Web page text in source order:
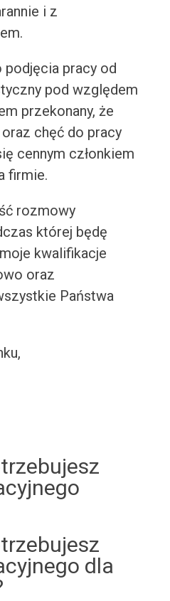
i z
pracy od
pod względem
przekonany, że
chęć do pracy
cennym członkiem
firmie.
rozmowy
której będę
kwalifikacje
oraz
Państwa
dla